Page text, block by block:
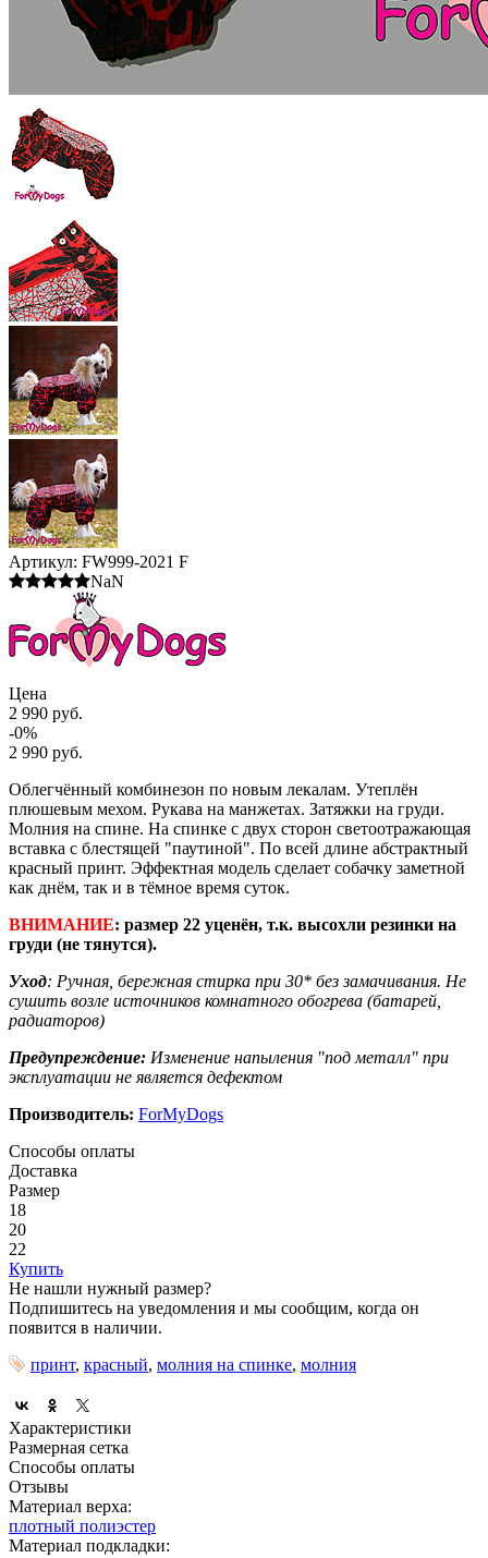
Артикул: FW999-2021 F
NaN
Цена
2 990 руб.
-0%
2 990 руб.
Облегчённый комбинезон по новым лекалам. Утеплён
плюшевым мехом. Рукава на манжетах. Затяжки на груди.
Молния на спине. На спинке с двух сторон светоотражающая
вставка с блестящей "паутиной". По всей длине абстрактный
красный принт. Эффектная модель сделает собачку заметной
как днём, так и в тёмное время суток.
ВНИМАНИЕ: размер 22 уценён, т.к. высохли резинки на
груди (не тянутся).
Уход: Ручная, бережная стирка при 30* без замачивания. Не
сушить возле источников комнатного обогрева (батарей,
радиаторов)
Предупреждение: Изменение напыления "под металл" при
эксплуатации не является дефектом
Производитель: ForMyDogs
Способы оплаты
Доставка
Размер
18
20
22
Купить
Не нашли нужный размер?
Подпишитесь на уведомления и мы сообщим, когда он
появится в наличии.
принт, красный, молния на спинке, молния
Характеристики
Размерная сетка
Способы оплаты
Отзывы
Материал верха:
плотный полиэстер
Материал подкладки: